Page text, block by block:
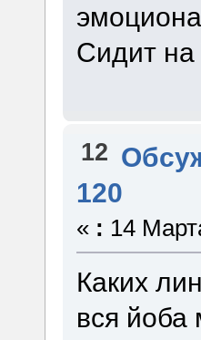
Сидит на
12
120
« : 14
Каких
вся йоба